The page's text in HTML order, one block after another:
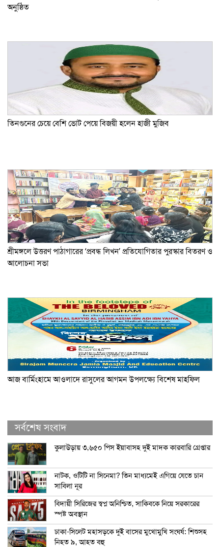
অনুষ্ঠিত
তিনগুনের চেয়ে বেশি ভোট পেয়ে বিজয়ী হলেন হাজী মুজিব
শ্রীমঙ্গলে উত্তরণ পাঠাগারের ‘প্রবন্ধ লিখন’ প্রতিযোগিতার পুরস্কার বিতরণ ও
আলোচনা সভা
আজ বার্মিংহামে আওলাদে রাসুলের আগমন উপলক্ষ্যে বিশেষ মাহফিল
সর্বশেষ সংবাদ
কুলাউড়ায় ৩,৬৫০ পিস ইয়াবাসহ দুই মাদক কারবারি গ্রেপ্তার
নাটক, ওটিটি না সিনেমা? তিন মাধ্যমেই এগিয়ে যেতে চান
সাবিলা নূর
বিদায়ী সিরিজের স্বপ্ন অনিশ্চিত, সাকিবকে নিয়ে সরকারের
স্পষ্ট অবস্থান
ঢাকা-সিলেট মহাসড়কে দুই বাসের মুখোমুখি সংঘর্ষ: শিশুসহ
নিহত ৯, আহত বহু